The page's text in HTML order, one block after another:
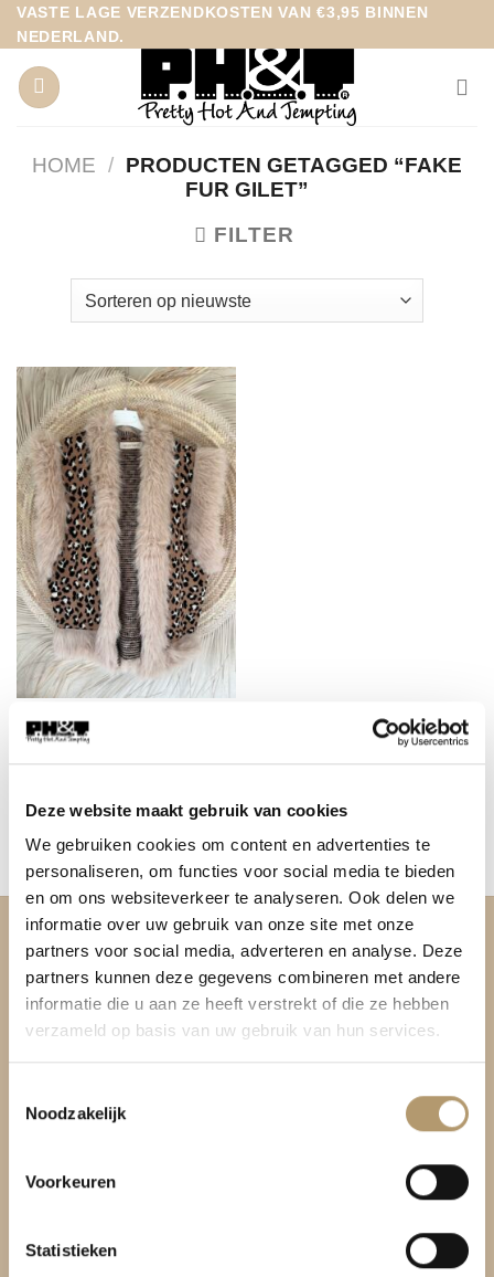
Deze website maakt gebruik van cookies
We gebruiken cookies om content en advertenties te
personaliseren, om functies voor social media te bieden
en om ons websiteverkeer te analyseren. Ook delen we
informatie over uw gebruik van onze site met onze
partners voor social media, adverteren en analyse. Deze
partners kunnen deze gegevens combineren met andere
informatie die u aan ze heeft verstrekt of die ze hebben
verzameld op basis van uw gebruik van hun services.
Noodzakelijk
Voorkeuren
Statistieken
Ga
naar
inhoud
VASTE LAGE VERZENDKOSTEN VAN €3,95 BINNEN
NEDERLAND.
HOME / PRODUCTEN GETAGGED “FAKE
FUR GILET”
FILTER
FASHION
Luipaard gilet Lacy met
brede Schouders en Fake
49,95
OVER PH&T
Pretty Hot And Tempting
Kromme Spieringweg 205